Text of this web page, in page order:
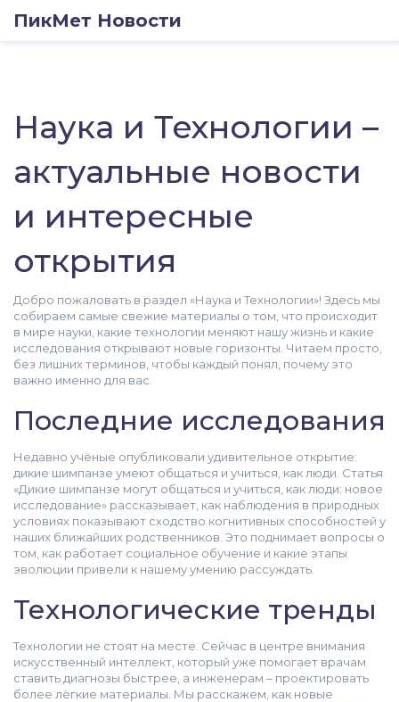
ПикМет Новости
Наука и Технологии –
актуальные новости
и интересные
открытия
Добро пожаловать в раздел «Наука и Технологии»! Здесь мы
собираем самые свежие материалы о том, что происходит
в мире науки, какие технологии меняют нашу жизнь и какие
исследования открывают новые горизонты. Читаем просто,
без лишних терминов, чтобы каждый понял, почему это
важно именно для вас.
Последние исследования
Недавно учёные опубликовали удивительное открытие:
дикие шимпанзе умеют общаться и учиться, как люди. Статья
«Дикие шимпанзе могут общаться и учиться, как люди: новое
исследование» рассказывает, как наблюдения в природных
условиях показывают сходство когнитивных способностей у
наших ближайших родственников. Это поднимает вопросы о
том, как работает социальное обучение и какие этапы
эволюции привели к нашему умению рассуждать.
Технологические тренды
Технологии не стоят на месте. Сейчас в центре внимания
искусственный интеллект, который уже помогает врачам
ставить диагнозы быстрее, а инженерам – проектировать
более лёгкие материалы. Мы расскажем, как новые